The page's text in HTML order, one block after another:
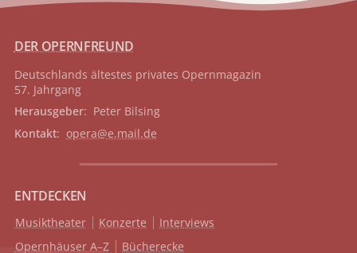
DER OPERNFREUND
Deutschlands ältestes privates Opernmagazin
57. Jahrgang
Herausgeber: Peter Bilsing
Kontakt: opera@e.mail.de
ENTDECKEN
Musiktheater Konzerte
Interviews
Opernhäuser A–Z
Bücherecke